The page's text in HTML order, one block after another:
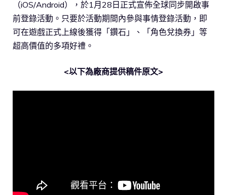
（iOS/Android），於1月28日正式宣佈全球同步開啟事
前登錄活動。只要於活動期間內參與事情登錄活動，即
可在遊戲正式上線後獲得「鑽石」、「角色兌換券」等
超高價值的多項好禮。
<以下為廠商提供稿件原文>